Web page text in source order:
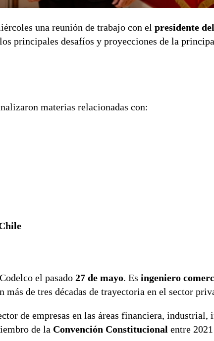
una reunión de trabajo con el presidente
principales desafíos y proyecciones de la
materias relacionadas con:
el pasado 27 de mayo. Es ingeniero
más de tres décadas de trayectoria en el sector
de empresas en las áreas financiera,
de la Convención Constitucional entre